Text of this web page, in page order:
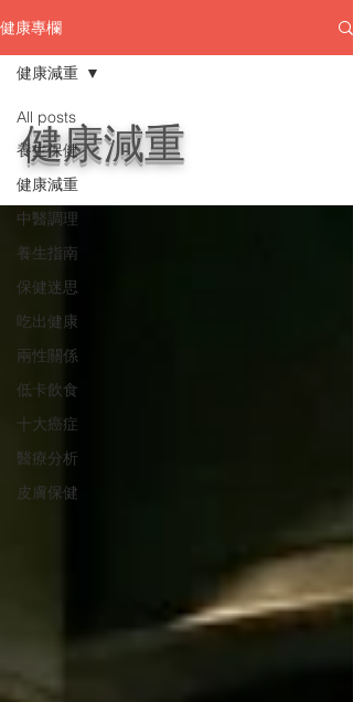
健康專欄
All posts
養生保健
健康減重
中醫調理
養生指南
保健迷思
吃出健康
兩性關係
低卡飲食
十大癌症
醫療分析
皮膚保健
健康減重
健康減重